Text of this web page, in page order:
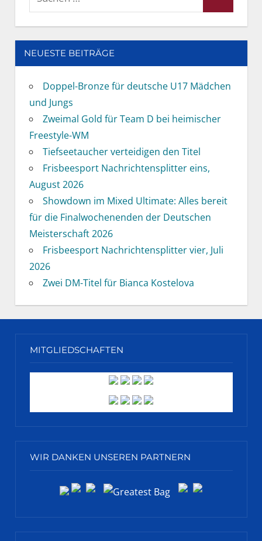
NEUESTE BEITRÄGE
Doppel-Bronze für deutsche U17 Mädchen
und Jungs
Zweimal Gold für Team D bei heimischer
Freestyle-WM
Tiefseetaucher verteidigen den Titel
Frisbeesport Nachrichtensplitter eins,
August 2026
Showdown im Mixed Ultimate: Alles bereit
für die Finalwochenenden der Deutschen
Meisterschaft 2026
Frisbeesport Nachrichtensplitter vier, Juli
2026
Zwei DM-Titel für Bianca Kostelova
MITGLIEDSCHAFTEN
WIR DANKEN UNSEREN PARTNERN